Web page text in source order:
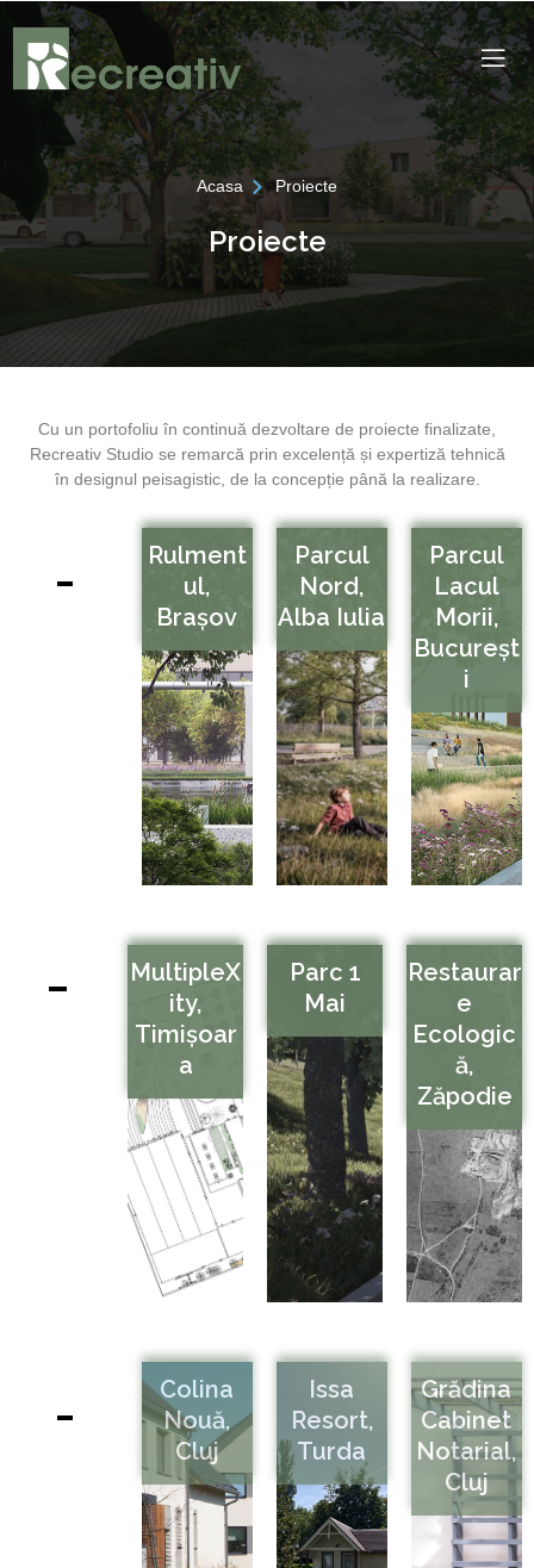
Acasa Proiecte
Proiecte
Cu un portofoliu în continuă dezvoltare de proiecte finalizate,
Recreativ Studio se remarcă prin excelență și expertiză tehnică
în designul peisagistic, de la concepție până la realizare.
Rulment
Ul,
Brașov
Parcul
Nord,
Alba Iulia
Parcul
Lacul
Morii,
Bucureșt
I
MultipleX
Ity,
Timișoar
A
Parc 1
Mai
Restaurar
E
Ecologic
Ă,
Zăpodie
Colina
Nouă,
Cluj
Issa
Resort,
Turda
Grădina
Cabinet
Notarial,
Cluj